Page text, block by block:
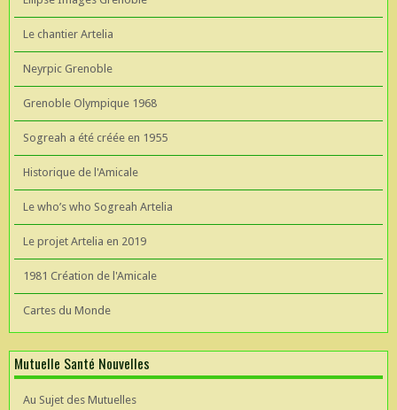
Le chantier Artelia
Neyrpic Grenoble
Grenoble Olympique 1968
Sogreah a été créée en 1955
Historique de l'Amicale
Le who’s who Sogreah Artelia
Le projet Artelia en 2019
1981 Création de l'Amicale
Cartes du Monde
Mutuelle Santé Nouvelles
Au Sujet des Mutuelles